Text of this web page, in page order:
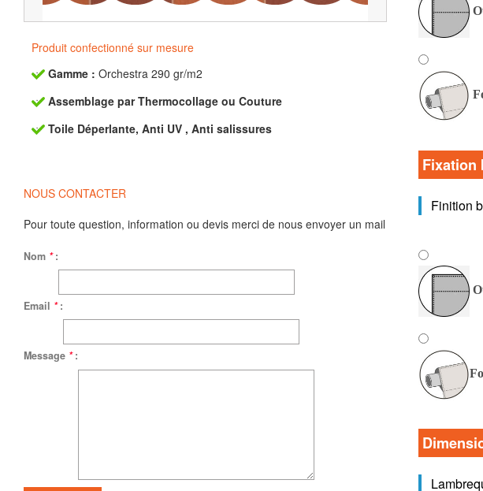
Produit confectionné sur mesure
Gamme : Orchestra 290 gr/m2
Assemblage par Thermocollage ou Couture
Toile Déperlante, Anti UV , Anti salissures
NOUS CONTACTER
Pour toute question, information ou devis merci de nous envoyer un mail
Nom * :
Email * :
Message * :
Fixation
Finition